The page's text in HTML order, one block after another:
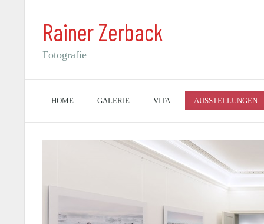
Rainer Zerback
Fotografie
HOME GALERIE VITA AUSSTELLUNGEN